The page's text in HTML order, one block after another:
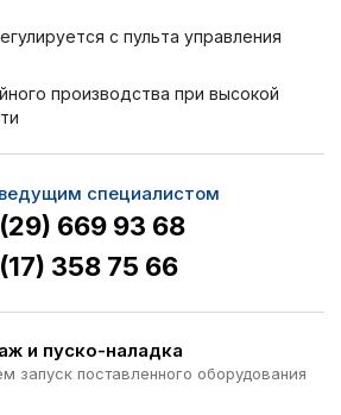
с пульта управления
производства при высокой
специалистом
669 93 68
358 75 66
и пуско-наладка
запуск поставленного оборудования